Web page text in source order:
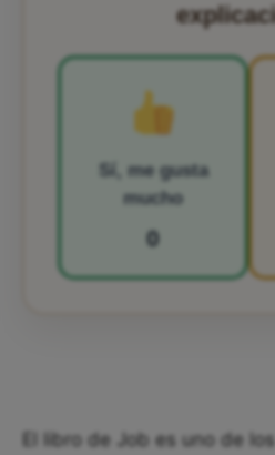
Sí, me gusta
mucho
0
El libro de Job es uno de